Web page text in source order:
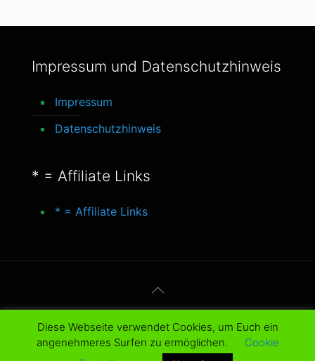
Impressum und Datenschutzhinweis
Impressum
Datenschutzhinweis
* = Affiliate Links
* = Affiliate Links
© 2016-2025 better-life-blog. All Rights
Reserved.
Diese Webseite verwendet Cookies, um Euch ein
angenehmeres Surfen zu ermöglichen.
Cookie